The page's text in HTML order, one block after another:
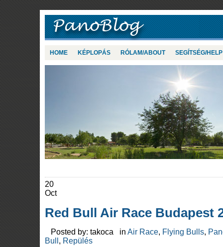
HOME KÉPLOPÁS RÓLAM/ABOUT SEGÍTSÉG/HELP
20
Oct
Red Bull Air Race Budapest
Posted by: takoca in Air Race, Flying Bulls,
Bull , Repülés